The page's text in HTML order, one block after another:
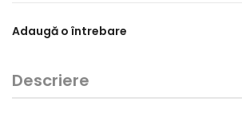
Adaugă o întrebare
Descriere